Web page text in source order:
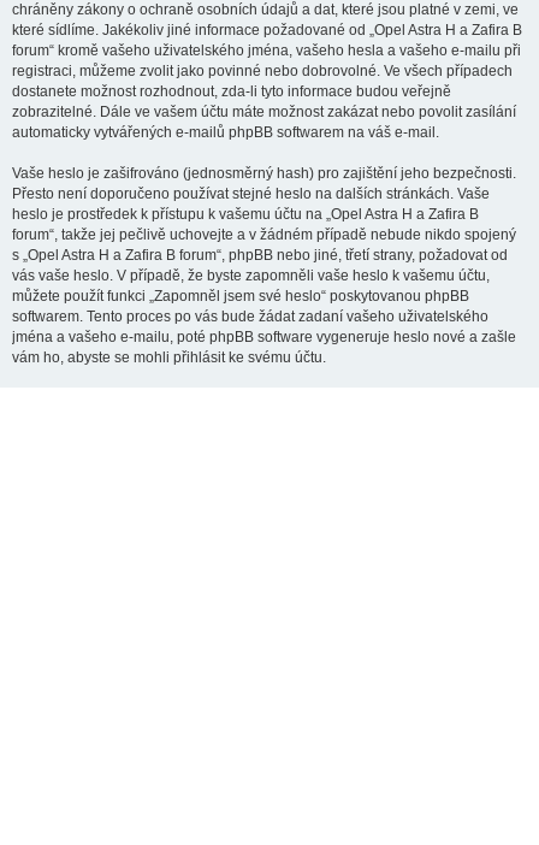
chráněny zákony o ochraně osobních údajů a dat, které jsou platné v zemi, ve
které sídlíme. Jakékoliv jiné informace požadované od „Opel Astra H a Zafira B
forum“ kromě vašeho uživatelského jména, vašeho hesla a vašeho e-mailu při
registraci, můžeme zvolit jako povinné nebo dobrovolné. Ve všech případech
dostanete možnost rozhodnout, zda-li tyto informace budou veřejně
zobrazitelné. Dále ve vašem účtu máte možnost zakázat nebo povolit zasílání
automaticky vytvářených e-mailů phpBB softwarem na váš e-mail.
Vaše heslo je zašifrováno (jednosměrný hash) pro zajištění jeho bezpečnosti.
Přesto není doporučeno používat stejné heslo na dalších stránkách. Vaše
heslo je prostředek k přístupu k vašemu účtu na „Opel Astra H a Zafira B
forum“, takže jej pečlivě uchovejte a v žádném případě nebude nikdo spojený
s „Opel Astra H a Zafira B forum“, phpBB nebo jiné, třetí strany, požadovat od
vás vaše heslo. V případě, že byste zapomněli vaše heslo k vašemu účtu,
můžete použít funkci „Zapomněl jsem své heslo“ poskytovanou phpBB
softwarem. Tento proces po vás bude žádat zadaní vašeho uživatelského
jména a vašeho e-mailu, poté phpBB software vygeneruje heslo nové a zašle
vám ho, abyste se mohli přihlásit ke svému účtu.